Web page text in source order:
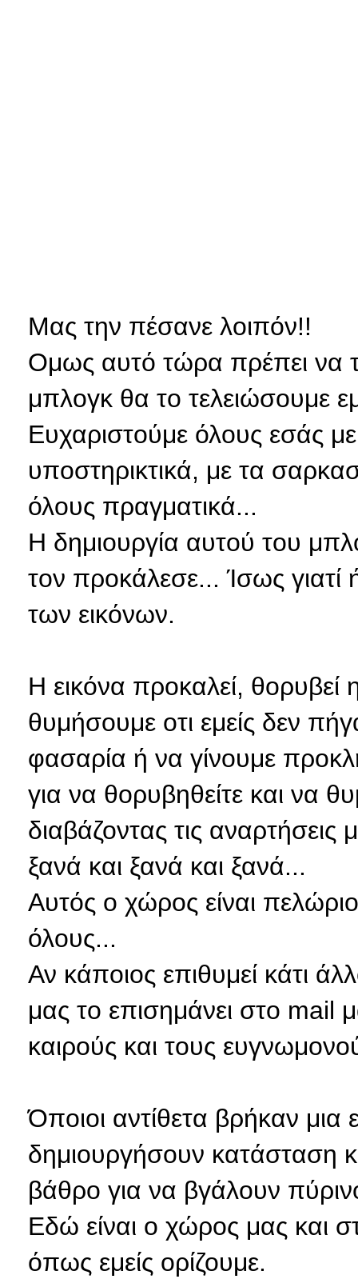
Μας την πέσανε λοιπόν!!
Ομως αυτό τώρα πρέπει να
μπλογκ θα το τελειώσουμε
Ευχαριστούμε όλους εσάς
υποστηρικτικά, με τα
όλους πραγματικά...
Η δημιουργία αυτού του
τον προκάλεσε... Ίσως
των εικόνων.
Η εικόνα προκαλεί,
θυμήσουμε οτι εμείς δεν
φασαρία ή να γίνουμε
για να θορυβηθείτε και να
διαβάζοντας τις
ξανά και ξανά και ξανά...
Αυτός ο χώρος είναι
όλους...
Αν κάποιος επιθυμεί κάτι
μας το επισημάνει στο
καιρούς και τους
Όποιοι αντίθετα βρήκαν
δημιουργήσουν κατάσταση
βάθρο για να βγάλουν
Εδώ είναι ο χώρος μας και
όπως εμείς ορίζουμε.